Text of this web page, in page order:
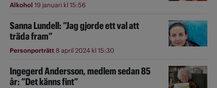
Alkohol 19 januari kl 15:56
Sanna Lundell: ”Jag gjorde ett val att
träda fram”
Personporträtt8 april 2024 kl 15:30
Ingegerd Andersson, medlem sedan 85
år: ”Det känns fint”